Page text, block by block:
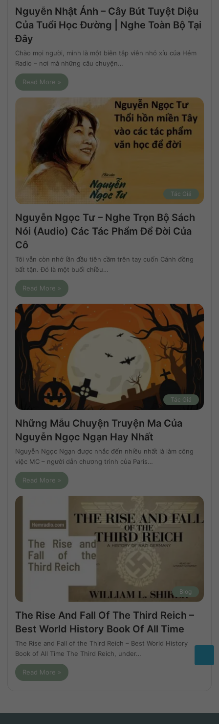
Nguyễn Nhật Ánh – Cây Bút Tuyệt Diệu
Của Tuổi Học Đường | Nghe Toàn Bộ Tại
Đây
Chào mọi người, mình là một biên tập viên nhỏ xíu của Hẻm
Radio – nơi mà những câu chuyện…
Read More »
Tác Giả
Nguyễn Ngọc Tư – Nghe Trọn Bộ Sách
Nói (audio) Các Tác Phẩm Để Đời Của
Cô
Tôi vẫn còn nhớ lần đầu tiên cầm trên tay cuốn Cánh đồng
bất tận. Đó là một buổi chiều…
Read More »
Tác Giả
Những Mẫu Chuyện Truyện Ma Của
Nguyễn Ngọc Ngạn Hay Nhất
Nguyễn Ngọc Ngạn được nhắc đến nhiều nhất là làm công
việc MC – người dẫn chương trình của Paris…
Read More »
Blog
The Rise And Fall Of The Third Reich –
Best World History Book Of All Time
The Rise and Fall of the Third Reich – Best World History
Book of All Time The Third Reich, under…
Read More »